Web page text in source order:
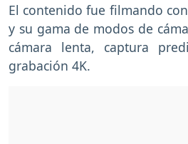
El contenido fue filmando
y su gama de modos de
cámara lenta, captura
grabación 4K.